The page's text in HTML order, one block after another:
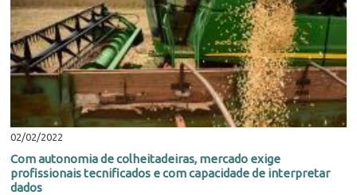
02/02/2022
Com autonomia de colheitadeiras, mercado exige
profissionais tecnificados e com capacidade de interpretar
dados